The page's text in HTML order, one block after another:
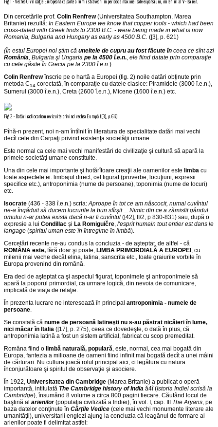
Din cercetările prof. Colin Renfrew(Universitatea Southampton, Marea
Britanie) rezultă: In Eastern Europe we know that copper tools - which had been
cross-dated with Greek finds to 2300 B.C. - were being made in what is now
Romania, Bulgaria and Hungary as early as 4500 B.C. ([3], p. 621)
(În estul Europei noi ştim că uneltele de cupru au fost făcute în ceea ce sînt azi
România, Bulgaria şi Ungaria pe la 4500 î.e.n., ele fiind datate prin comparaţie
cu cele găsite în Grecia pe la 2300 î.e.n.)
Colin Renfrewînscrie pe o hartă a Europei (fig. 2) noile datări obţinute prin
metoda C14 corectată, în comparaţie cu datele clasice: Piramidele (3000 î.e.n.),
Sumerul (3000 î.e.n.), Creta (2600 î.e.n.), Micene (1600 î.e.n.) etc.
Fig 2 - Datări radiocarbon revizuite privind vechea Europă ([3], p. 617)
Pînă-n prezent, noi n-am întîlnit în literatura de specialitate datări mai vechi
decît cele din Carpaţi privind existenţa societăţii umane.
Este normal ca cele mai vechi manifestări de civilizaţie şi cultură să apară la
primele societăţi umane constituite.
Una din cele mai importante şi hotărîtoare creaţii ale oamenilor este limba cu
toate aspectele ei: limbajul direct, cel figurat (proverbe, locuţiuni, expresii
specifice etc.), antroponimia (nume de persoane), toponimia (nume de locuri)
etc.
Isocrate (436 - 338 î.e.n.) scria:Aproape în tot ce am născocit, numai cuvîntul
ne-a îngăduit să ducem lucrurile la bun sfîrşit ... Nimic din ce a zămislit gândul
omului n-ar putea exista dacă n-ar fi cuvîntul ([42], II/2, p 830-831) sau, după o
expresie a lui Condillac şi La Romiguičre, l'esprit humain tout entier est dans le
langage (spiritul uman este în întregime în limbă).
Cercetări recente ne-au condus la concluzia - de aşteptat, de altfel - că
ROMÂNA este, fără doar şi poate, LIMBA PRIMORDIALĂ A EUROPEI , cu
milenii mai veche decât elina, latina, sanscrita etc., toate graiurile vorbite în
Europa provenind din română.
Era deci de aşteptat ca şi aspectul figurat, toponimele şi antroponimele să
apară la poporul primordial, ca urmare logică, din nevoia de comunicare,
implicată de viaţa de relaţie.
În prezenta lucrare ne interesează în principal antroponimia - numele de
persoane.
Se constată că nume de persoană latineşti nu s-au păstrat nicăieri în lume,
nici măcar în Italia ([17], p. 275), ceea ce dovedeşte, o dată în plus, că
antroponimia latină a fost un sistem artificial, fabricat cu scop premeditat.
Româna fiind o limbă naturală, populară, este, normal, cea mai bogată din
Europa, fantezia a milioane de oameni fiind infinit mai bogată decît a unei mâini
de cărturari. Nu cultura joacă rolul principal aici, ci legătura cu natura
înconjurătoare şi spiritul de observaţie şi asociere.
În 1922, Universitatea din Cambridge (Marea Britanie) a publicat o operă
importantă, intitulată The Cambridge history of India ă4î (Istoria Indiei scrisă la
Cambridge), însumând 8 volume a circa 800 pagini fiecare. Căutând locul de
baştină al arienilor(populaţia civilizată a Indiei), în vol. I, cap. III The Aryans, pe
baza datelor conţinute în Cărţile Vedice (cele mai vechi monumente literare ale
umanităţii), universitarii englezi ajung la concluzia că leagănul de formare al
arienilor poate fi delimitat astfel: